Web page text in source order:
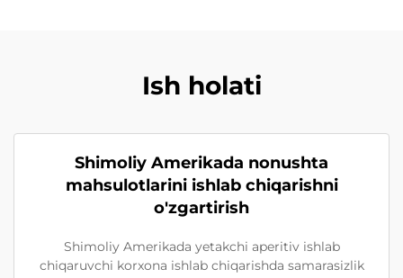
Ish holati
Shimoliy Amerikada nonushta
mahsulotlarini ishlab chiqarishni
o'zgartirish
Shimoliy Amerikada yetakchi aperitiv ishlab
chiqaruvchi korxona ishlab chiqarishda samarasizlik